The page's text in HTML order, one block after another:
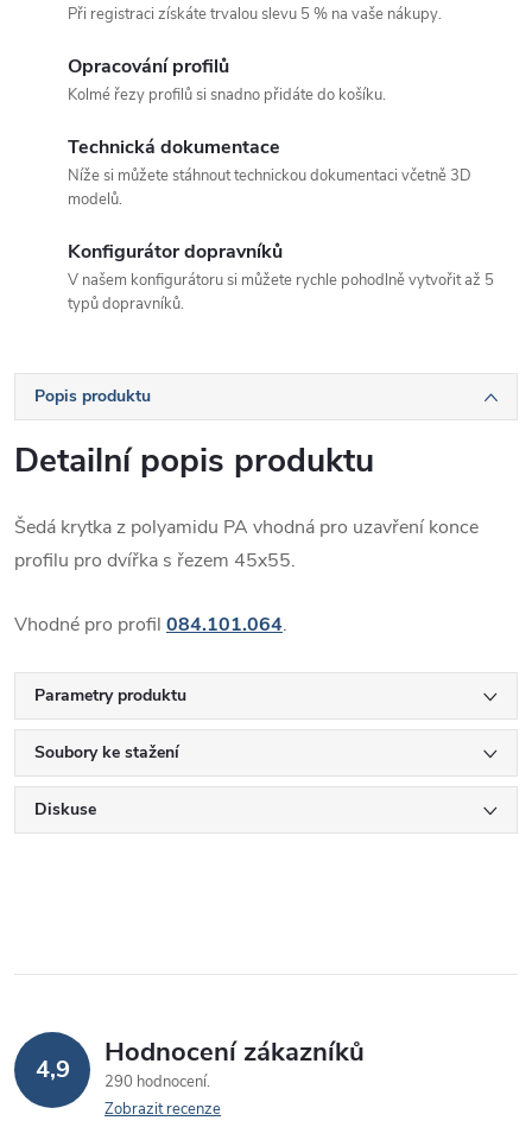
Při registraci získáte trvalou slevu 5 % na vaše nákupy.
Opracování profilů
Kolmé řezy profilů si snadno přidáte do košíku.
Technická dokumentace
Níže si můžete stáhnout technickou dokumentaci včetně 3D
modelů.
Konfigurátor dopravníků
V našem konfigurátoru si můžete rychle pohodlně vytvořit až 5
typů dopravníků.
Popis produktu
Detailní popis produktu
Šedá krytka z polyamidu PA vhodná pro uzavření konce
profilu pro dvířka s řezem 45x55.
Vhodné pro profil 084.101.064.
Parametry produktu
Soubory ke stažení
Diskuse
4,9 Hodnocení zákazníků
290 hodnocení
Zobrazit recenze